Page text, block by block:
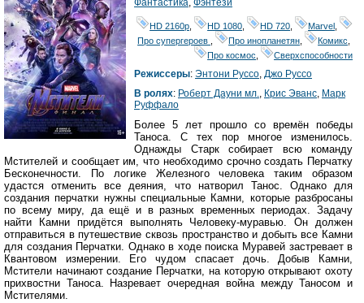
Фантастика, Фэнтези
HD 2160р HD 1080 HD 720 Marvel
Про супергероев
Про инопланетян Комикс
Про космос
Сверхспособности
Режиссеры: Энтони Руссо, Джо Руссо
В ролях: Роберт Дауни мл., Крис Эванс, Марк
Руффало
Более 5 лет прошло со времён победы
Таноса. С тех пор многое изменилось.
Однажды Старк собирает всю команду
Мстителей и сообщает им, что необходимо срочно создать Перчатку
Бесконечности. По логике Железного человека таким образом
удастся отменить все деяния, что натворил Танос. Однако для
создания перчатки нужны специальные Камни, которые разбросаны
по всему миру, да ещё и в разных временных периодах. Задачу
найти Камни придётся выполнять Человеку-муравью. Он должен
отправиться в путешествие сквозь пространство и добыть все Камни
для создания Перчатки. Однако в ходе поиска Муравей застревает в
Квантовом измерении. Его чудом спасает дочь. Добыв Камни,
Мстители начинают создание Перчатки, на которую открывают охоту
прихвостни Таноса. Назревает очередная война между Таносом и
Мстителями.